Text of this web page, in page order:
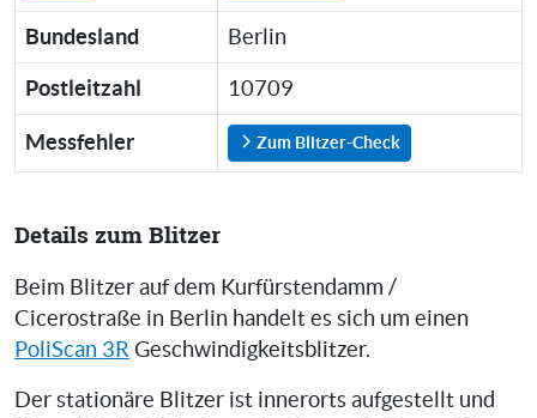
Bundesland Berlin
Postleitzahl 10709
Messfehler Zum Blitzer-Check
Details zum Blitzer
Beim Blitzer auf dem Kurfürstendamm /
Cicerostraße in Berlin handelt es sich um einen
PoliScan 3R Geschwindigkeitsblitzer.
Der stationäre Blitzer ist innerorts aufgestellt und